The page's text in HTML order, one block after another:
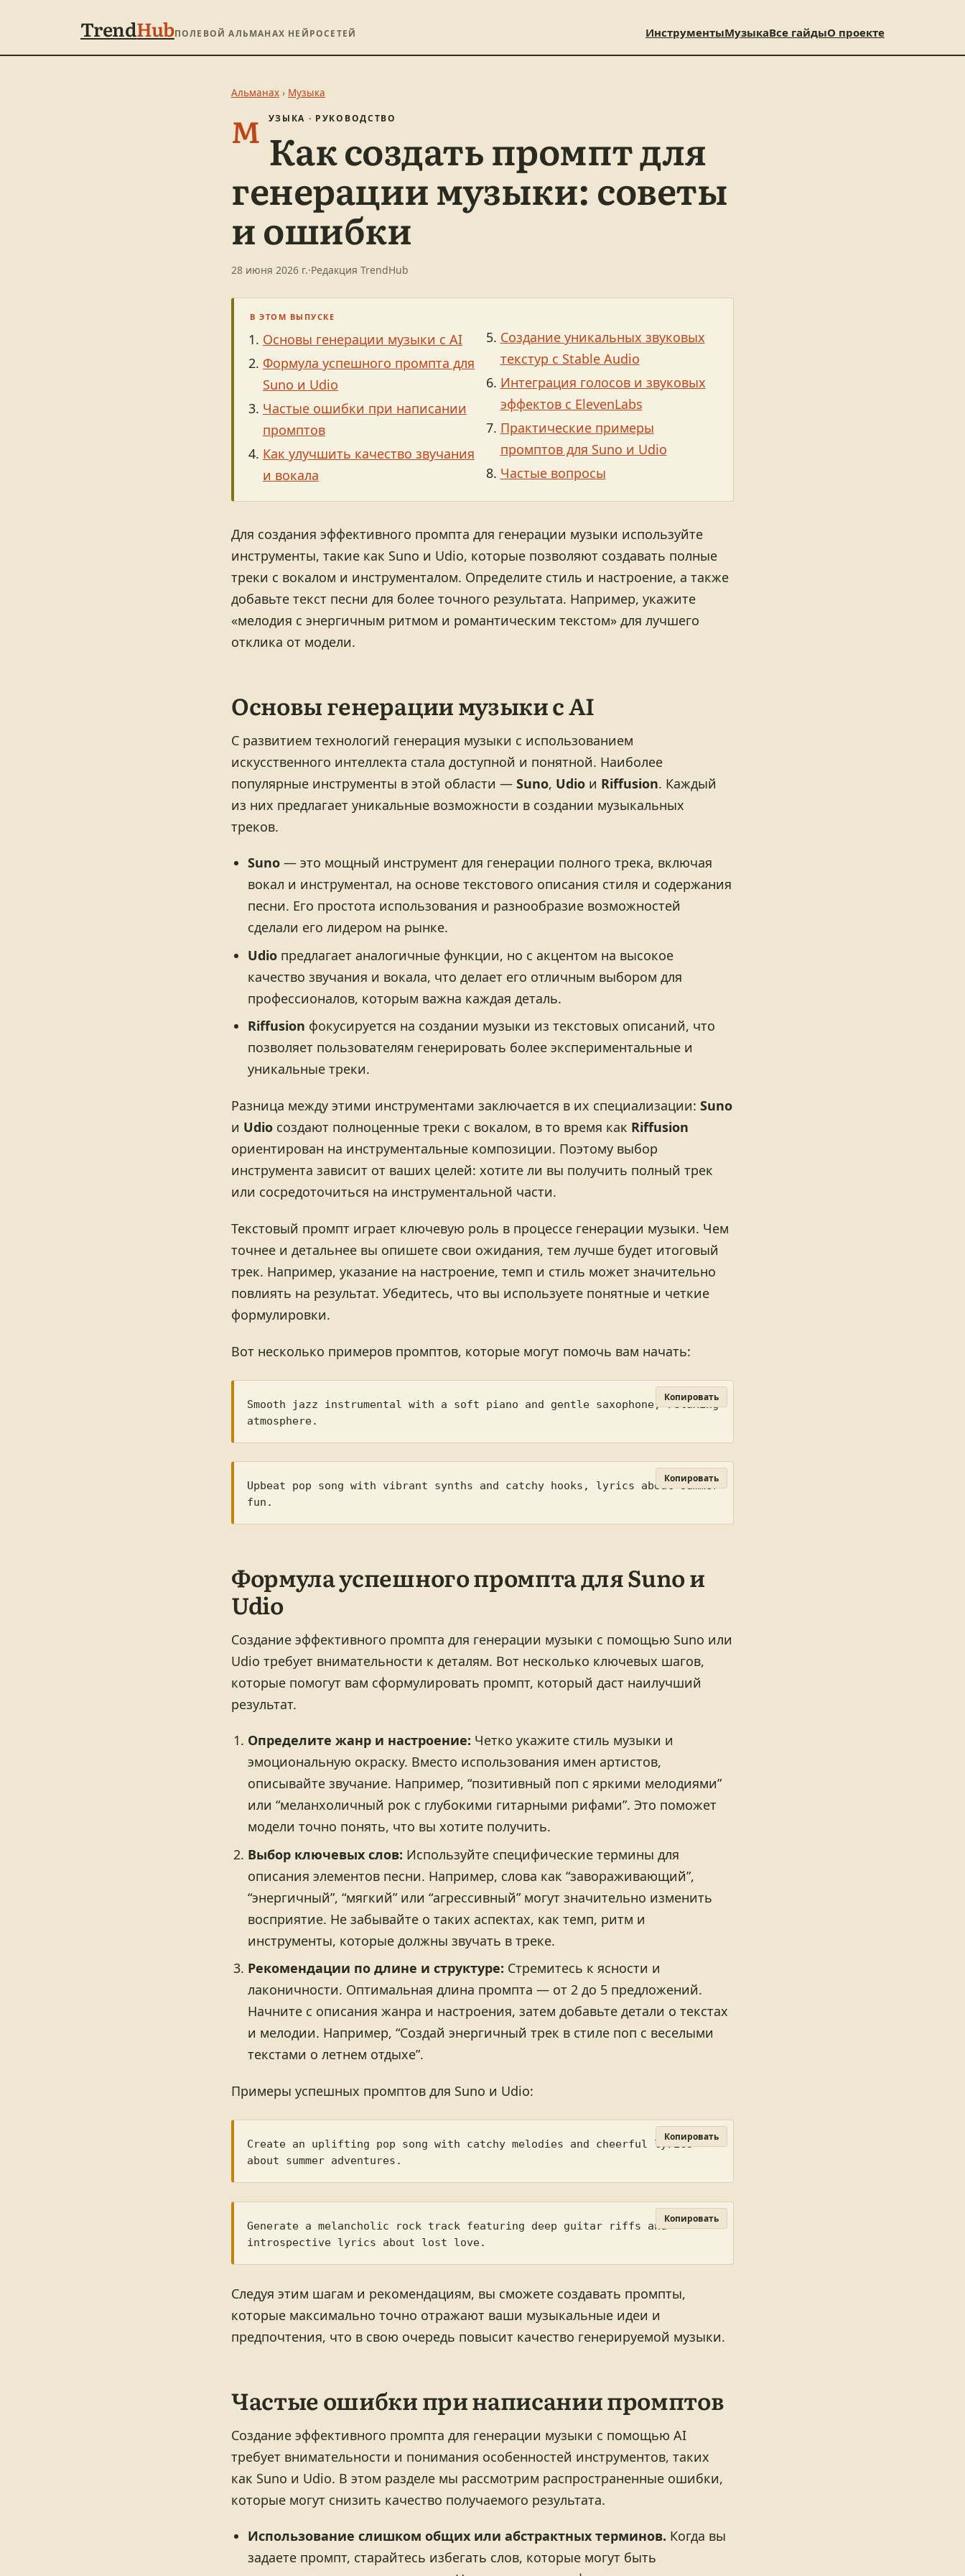
TrendHubПОЛЕВОЙ АЛЬМАНАХ НЕЙРОСЕТЕЙ ИнструментыМузыкаВсе гайдыО проекте
Альманах › Музыка
М УЗЫКА · РУКОВОДСТВО
Как создать промпт для
генерации музыки: советы
и ошибки
28 июня 2026 г.·Редакция TrendHub
В ЭТОМ ВЫПУСКЕ
Основы генерации музыки с AI
Формула успешного промпта для
Suno и Udio
Частые ошибки при написании
промптов
Как улучшить качество звучания
и вокала
Создание уникальных звуковых
текстур с Stable Audio
Интеграция голосов и звуковых
эффектов с ElevenLabs
Практические примеры
промптов для Suno и Udio
Частые вопросы
Для создания эффективного промпта для генерации музыки используйте
инструменты, такие как Suno и Udio, которые позволяют создавать полные
треки с вокалом и инструменталом. Определите стиль и настроение, а также
добавьте текст песни для более точного результата. Например, укажите
«мелодия с энергичным ритмом и романтическим текстом» для лучшего
отклика от модели.
Основы генерации музыки с AI
С развитием технологий генерация музыки с использованием
искусственного интеллекта стала доступной и понятной. Наиболее
популярные инструменты в этой области — Suno, Udio и Riffusion. Каждый
из них предлагает уникальные возможности в создании музыкальных
треков.
Suno — это мощный инструмент для генерации полного трека, включая
вокал и инструментал, на основе текстового описания стиля и содержания
песни. Его простота использования и разнообразие возможностей
сделали его лидером на рынке.
Udio предлагает аналогичные функции, но с акцентом на высокое
качество звучания и вокала, что делает его отличным выбором для
профессионалов, которым важна каждая деталь.
Riffusion фокусируется на создании музыки из текстовых описаний, что
позволяет пользователям генерировать более экспериментальные и
уникальные треки.
Разница между этими инструментами заключается в их специализации: Suno
и Udio создают полноценные треки с вокалом, в то время как Riffusion
ориентирован на инструментальные композиции. Поэтому выбор
инструмента зависит от ваших целей: хотите ли вы получить полный трек
или сосредоточиться на инструментальной части.
Текстовый промпт играет ключевую роль в процессе генерации музыки. Чем
точнее и детальнее вы опишете свои ожидания, тем лучше будет итоговый
трек. Например, указание на настроение, темп и стиль может значительно
повлиять на результат. Убедитесь, что вы используете понятные и четкие
формулировки.
Вот несколько примеров промптов, которые могут помочь вам начать:
Smooth jazz instrumental with a soft piano and gentle saxophone, relaxing
Копировать
Upbeat pop song with vibrant synths and catchy hooks, lyrics about summer
Копировать
Формула успешного промпта для Suno и
Udio
Создание эффективного промпта для генерации музыки с помощью Suno или
Udio требует внимательности к деталям. Вот несколько ключевых шагов,
которые помогут вам сформулировать промпт, который даст наилучший
результат.
Определите жанр и настроение: Четко укажите стиль музыки и
эмоциональную окраску. Вместо использования имен артистов,
описывайте звучание. Например, “позитивный поп с яркими мелодиями”
или “меланхоличный рок с глубокими гитарными рифами”. Это поможет
модели точно понять, что вы хотите получить.
Выбор ключевых слов: Используйте специфические термины для
описания элементов песни. Например, слова как “завораживающий”,
“энергичный”, “мягкий” или “агрессивный” могут значительно изменить
восприятие. Не забывайте о таких аспектах, как темп, ритм и
инструменты, которые должны звучать в треке.
Рекомендации по длине и структуре: Стремитесь к ясности и
лаконичности. Оптимальная длина промпта — от 2 до 5 предложений.
Начните с описания жанра и настроения, затем добавьте детали о текстах
и мелодии. Например, “Создай энергичный трек в стиле поп с веселыми
текстами о летнем отдыхе”.
Примеры успешных промптов для Suno и Udio:
Create an uplifting pop song with catchy melodies and cheerful lyrics
Копировать
Generate a melancholic rock track featuring deep guitar riffs and
Копировать
Следуя этим шагам и рекомендациям, вы сможете создавать промпты,
которые максимально точно отражают ваши музыкальные идеи и
предпочтения, что в свою очередь повысит качество генерируемой музыки.
Частые ошибки при написании промптов
Создание эффективного промпта для генерации музыки с помощью AI
требует внимательности и понимания особенностей инструментов, таких
как Suno и Udio. В этом разделе мы рассмотрим распространенные ошибки,
которые могут снизить качество получаемого результата.
Использование слишком общих или абстрактных терминов. Когда вы
задаете промпт, старайтесь избегать слов, которые могут быть